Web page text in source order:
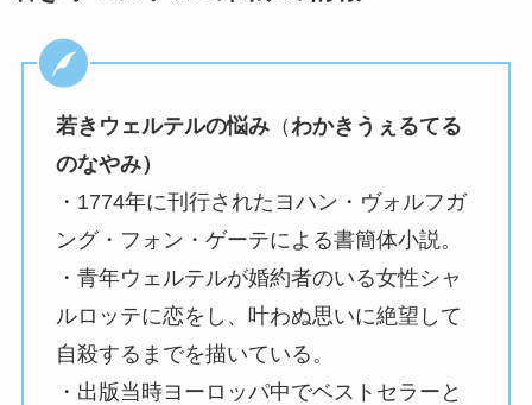
若きウェルテルの悩み（わかきうぇるてる
のなやみ）
・1774年に刊行されたヨハン・ヴォルフガ
ング・フォン・ゲーテによる書簡体小説。
・青年ウェルテルが婚約者のいる女性シャ
ルロッテに恋をし、叶わぬ思いに絶望して
自殺するまでを描いている。
・出版当時ヨーロッパ中でベストセラーと